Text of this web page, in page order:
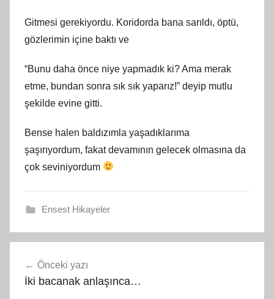
Gitmesi gerekiyordu. Koridorda bana sarıldı, öptü,
gözlerimin içine baktı ve
“Bunu daha önce niye yapmadık ki? Ama merak
etme, bundan sonra sık sık yaparız!” deyip mutlu
şekilde evine gitti.
Bense halen baldızımla yaşadıklarıma
şaşırıyordum, fakat devamının gelecek olmasına da
çok seviniyordum
Ensest Hikayeler
gezinmesi
Önceki yazı
İki bacanak anlaşınca…